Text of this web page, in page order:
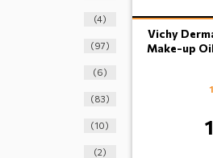
(4)
(97)
(6)
(83)
(10)
(2)
Vichy
Make-up